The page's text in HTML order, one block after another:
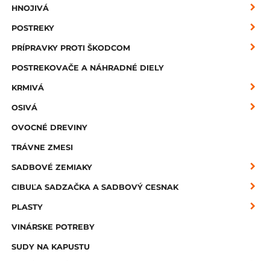
HNOJIVÁ
POSTREKY
PRÍPRAVKY PROTI ŠKODCOM
POSTREKOVAČE A NÁHRADNÉ DIELY
KRMIVÁ
OSIVÁ
OVOCNÉ DREVINY
TRÁVNE ZMESI
SADBOVÉ ZEMIAKY
CIBUĽA SADZAČKA A SADBOVÝ CESNAK
PLASTY
VINÁRSKE POTREBY
SUDY NA KAPUSTU